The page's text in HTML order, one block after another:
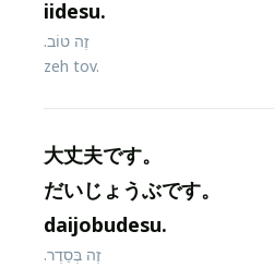
iidesu.
זֶה טוֹב.
zeh tov.
大丈夫です。
だいじょうぶです。
daijobudesu.
זֶה בְּסֵדֶר.